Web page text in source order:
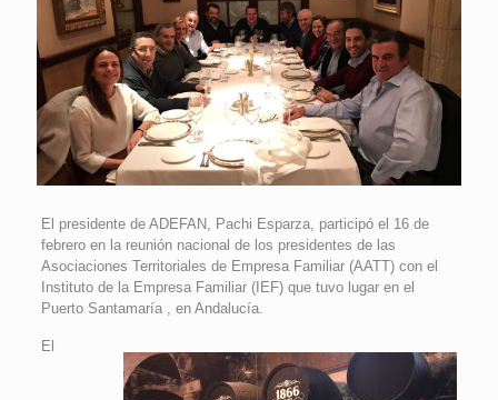
El presidente de ADEFAN, Pachi Esparza, participó el 16 de
febrero en la reunión nacional de los presidentes de las
Asociaciones Territoriales de Empresa Familiar (AATT) con el
Instituto de la Empresa Familiar (IEF) que tuvo lugar en el
Puerto Santamaría , en Andalucía.
El